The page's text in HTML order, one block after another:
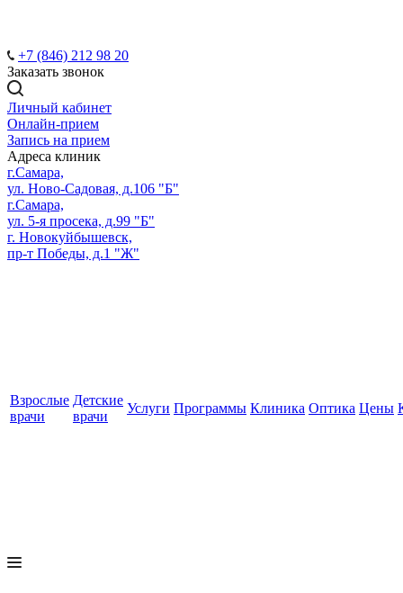
+7 (846) 212 98 20
Заказать звонок
Личный кабинет
Онлайн-прием
Запись на прием
Адреса клиник
г.Самара,
ул. Ново-Садовая, д.106 "Б"
г.Самара,
ул. 5-я просека, д.99 "Б"
г. Новокуйбышевск,
пр-т Победы, д.1 "Ж"
Взрослые
врачи
Детские
врачи
Услуги Программы Клиника Оптика Цены